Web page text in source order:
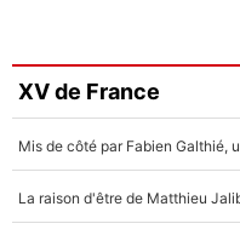
XV de France